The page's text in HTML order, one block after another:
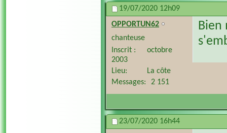
19/07/2020 12h09
OPPORTUN62
chanteuse
Inscrit
octobre
2003
Lieu
La côte
Messages
2 151
Bien
23/07/2020 16h44